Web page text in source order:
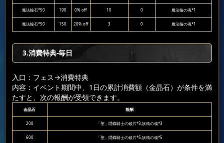
魔法輪石*50 190 0% off 10 0 魔法輪の魂*1
魔法輪石*50 150 20% off 3 0 魔法輪の魂*1
3.消費特典-毎日
入口：フェス→消費特典
内容：イベント期間中、1日の累計消費額（金晶石）が条件を満
たすと、次の報酬が受領できます。
金晶石 報酬
200 「聖」隠蝶騎士の破片*3,妖精の魂*3
600 「聖」隠蝶騎士の破片*5,妖精の魂*5